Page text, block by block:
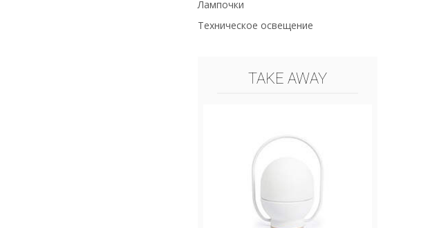
Лампочки
Техническое освещение
TAKE AWAY